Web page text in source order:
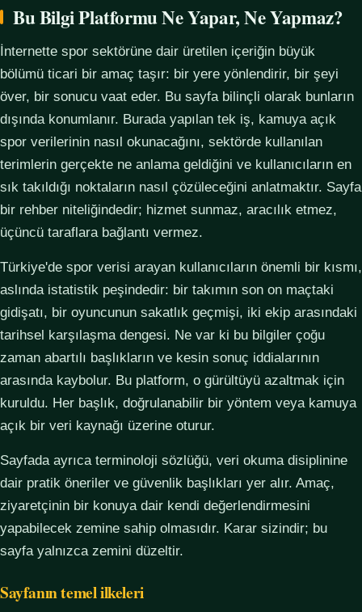
Bu Bilgi Platformu Ne Yapar, Ne Yapmaz?
İnternette spor sektörüne dair üretilen içeriğin büyük
bölümü ticari bir amaç taşır: bir yere yönlendirir, bir şeyi
över, bir sonucu vaat eder. Bu sayfa bilinçli olarak bunların
dışında konumlanır. Burada yapılan tek iş, kamuya açık
spor verilerinin nasıl okunacağını, sektörde kullanılan
terimlerin gerçekte ne anlama geldiğini ve kullanıcıların en
sık takıldığı noktaların nasıl çözüleceğini anlatmaktır. Sayfa
bir rehber niteliğindedir; hizmet sunmaz, aracılık etmez,
üçüncü taraflara bağlantı vermez.
Türkiye'de spor verisi arayan kullanıcıların önemli bir kısmı,
aslında istatistik peşindedir: bir takımın son on maçtaki
gidişatı, bir oyuncunun sakatlık geçmişi, iki ekip arasındaki
tarihsel karşılaşma dengesi. Ne var ki bu bilgiler çoğu
zaman abartılı başlıkların ve kesin sonuç iddialarının
arasında kaybolur. Bu platform, o gürültüyü azaltmak için
kuruldu. Her başlık, doğrulanabilir bir yöntem veya kamuya
açık bir veri kaynağı üzerine oturur.
Sayfada ayrıca terminoloji sözlüğü, veri okuma disiplinine
dair pratik öneriler ve güvenlik başlıkları yer alır. Amaç,
ziyaretçinin bir konuya dair kendi değerlendirmesini
yapabilecek zemine sahip olmasıdır. Karar sizindir; bu
sayfa yalnızca zemini düzeltir.
Sayfanın temel ilkeleri